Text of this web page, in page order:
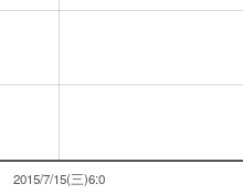
2015/7/15(三)6:0